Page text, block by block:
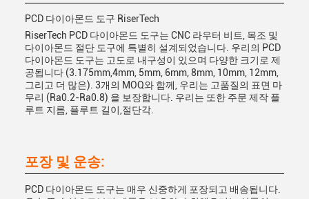
PCD 다이아몬드 도구 RiserTech
RiserTech PCD 다이아몬드 도구는 CNC 라우터 비트, 목조 및
다이아몬드 절단 도구에 특별히 설계되었습니다. 우리의 PCD
다이아몬드 도구는 고도로 내구성이 있으며 다양한 크기로 제
공됩니다 (3.175mm,4mm, 5mm, 6mm, 8mm, 10mm, 12mm,
그리고 더 많은). 3개의 MOQ와 함께, 우리는 고품질의 표면 마
무리 (Ra0.2-Ra0.8) 을 보장합니다. 우리는 또한 주문 제작 플
루트 지름, 플루트 길이,절단각.
포장 및 운송:
PCD 다이아몬드 도구는 매우 신중하게 포장되고 배송됩니다.